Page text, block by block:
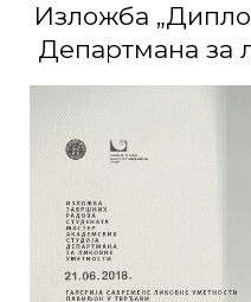
Излoжбa
Дeпaртмaнa зa